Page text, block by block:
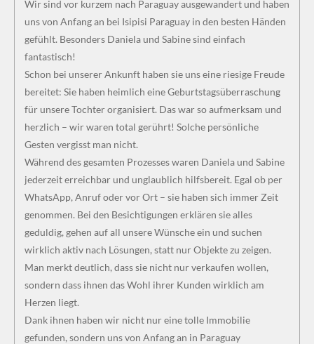
Wir sind vor kurzem nach Paraguay ausgewandert und haben
uns von Anfang an bei Isipisi Paraguay in den besten Händen
gefühlt. Besonders Daniela und Sabine sind einfach
fantastisch!
Schon bei unserer Ankunft haben sie uns eine riesige Freude
bereitet: Sie haben heimlich eine Geburtstagsüberraschung
für unsere Tochter organisiert. Das war so aufmerksam und
herzlich – wir waren total gerührt! Solche persönliche
Gesten vergisst man nicht.
Während des gesamten Prozesses waren Daniela und Sabine
jederzeit erreichbar und unglaublich hilfsbereit. Egal ob per
WhatsApp, Anruf oder vor Ort – sie haben sich immer Zeit
genommen. Bei den Besichtigungen erklären sie alles
geduldig, gehen auf all unsere Wünsche ein und suchen
wirklich aktiv nach Lösungen, statt nur Objekte zu zeigen.
Man merkt deutlich, dass sie nicht nur verkaufen wollen,
sondern dass ihnen das Wohl ihrer Kunden wirklich am
Herzen liegt.
Dank ihnen haben wir nicht nur eine tolle Immobilie
gefunden, sondern uns von Anfang an in Paraguay